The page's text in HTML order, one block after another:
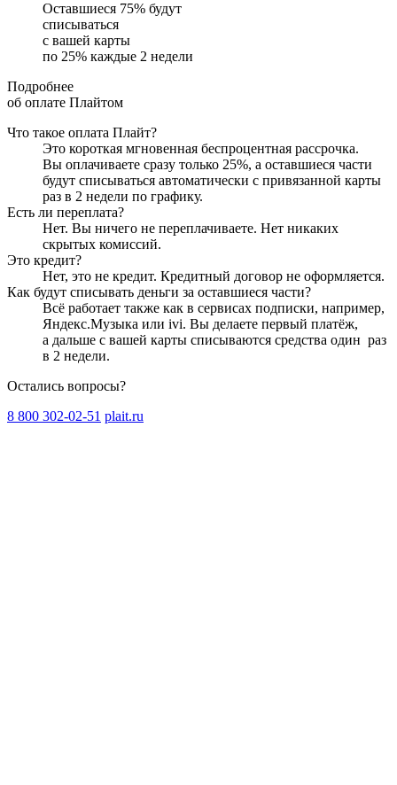
Оставшиеся 75% будут
списываться
с вашей карты
по 25% каждые 2 недели
Подробнее
об оплате Плайтом
Что такое оплата Плайт?
Это короткая мгновенная беспроцентная рассрочка.
Вы оплачиваете сразу только 25%, а оставшиеся части
будут списываться автоматически с привязанной карты
раз в 2 недели по графику.
Есть ли переплата?
Нет. Вы ничего не переплачиваете. Нет никаких
скрытых комиссий.
Это кредит?
Нет, это не кредит. Кредитный договор не оформляется.
Как будут списывать деньги за оставшиеся части?
Всё работает также как в сервисах подписки, например,
Яндекс.Музыка или ivi. Вы делаете первый платёж,
а дальше с вашей карты списываются средства один раз
в 2 недели.
Остались вопросы?
8 800 302-02-51 plait.ru